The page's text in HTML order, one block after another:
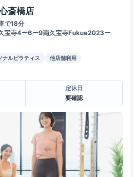
斎橋店
で18分
宝寺4ー6ー9南久宝寺Fukue2023ー
ナルピラティス
他店舗利用
定休日
要確認